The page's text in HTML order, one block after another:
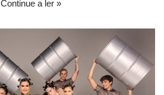
Continue a ler »